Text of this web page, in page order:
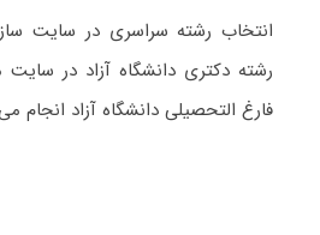
انتخاب رشته سراسری در سایت
رشته دکتری دانشگاه آزاد در
فارغ التحصیلی دانشگاه آزاد انجام